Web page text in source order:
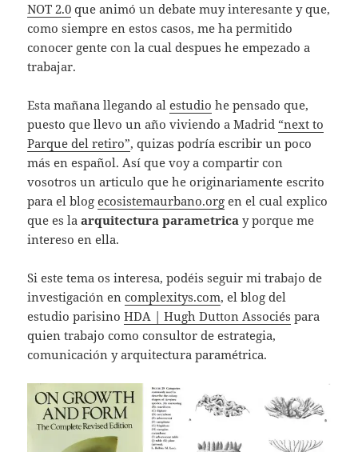
NOT 2.0 que animó un debate muy interesante y que,
como siempre en estos casos, me ha permitido
conocer gente con la cual despues he empezado a
trabajar.
Esta mañana llegando alestudio he pensado que,
puesto que llevo un año viviendo a Madrid “next to
Parque del retiro”, quizas podría escribir un poco
más en español. Así que voy a compartir con
vosotros un articulo que he originariamente escrito
para el blogecosistemaurbano.org en el cual explico
que es laarquitectura parametricay porque me
intereso en ella.
Si este tema os interesa, podéis seguir mi trabajo de
investigación encomplexitys.com, el blog del
estudio parisinoHDA | Hugh Dutton Associés para
quien trabajo como consultor de estrategia,
comunicación y arquitectura paramétrica.